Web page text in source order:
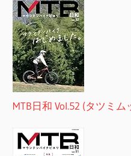
MTB日和 Vol.52 (タツミム